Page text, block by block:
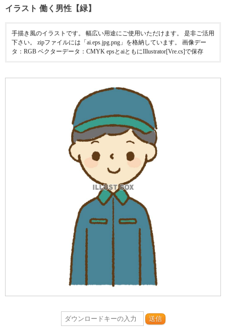
イラスト 働く男性【緑】
手描き風のイラストです。 幅広い用途にご使用いただけます。 是非ご活用
下さい。 zipファイルには「ai.eps.jpg.png」を格納しています。 画像デー
タ：RGB ベクターデータ：CMYK epsとaiともにIllustrator[Vre.cs]で保存
送信